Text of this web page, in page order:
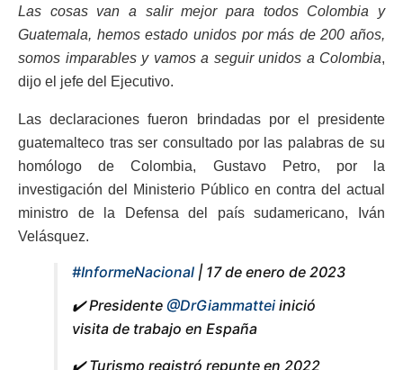
Las cosas van a salir mejor para todos Colombia y
Guatemala, hemos estado unidos por más de 200 años,
somos imparables y vamos a seguir unidos a Colombia,
dijo el jefe del Ejecutivo.
Las declaraciones fueron brindadas por el presidente
guatemalteco tras ser consultado por las palabras de su
homólogo de Colombia, Gustavo Petro, por la
investigación del Ministerio Público en contra del actual
ministro de la Defensa del país sudamericano, Iván
Velásquez.
#InformeNacional | 17 de enero de 2023
✔️ Presidente @DrGiammattei inició
visita de trabajo en España
✔️ Turismo registró repunte en 2022